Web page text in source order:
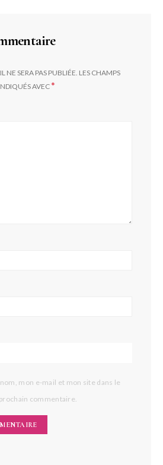
NE SERA PAS PUBLIÉE. LES CHAMPS
AVEC*
mon e-mail et mon site dans le
commentaire.